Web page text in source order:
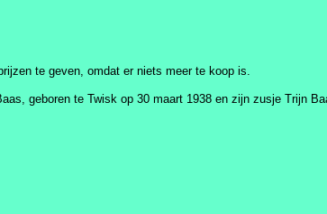
te geven, omdat er niets meer te koop is.
geboren te Twisk op 30 maart 1938 en zijn zusje Trijn